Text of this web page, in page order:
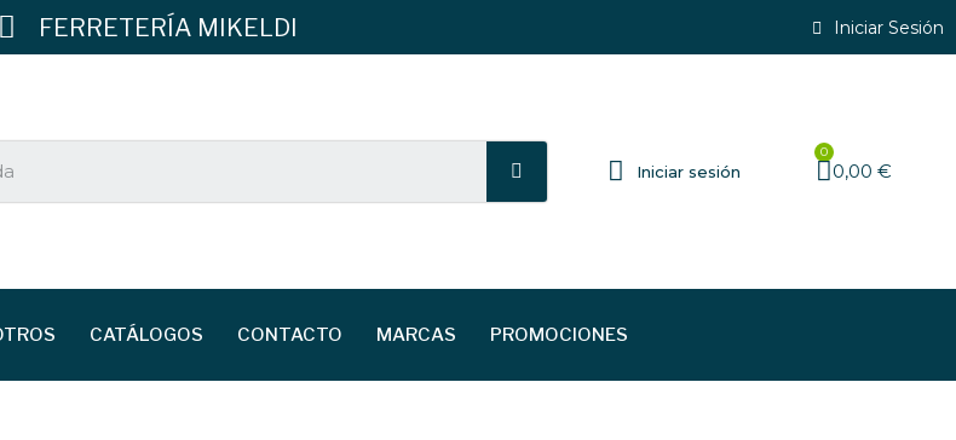
FERRETERÍA MIKELDI Iniciar Sesión
Iniciar sesión 0,00 €
CATÁLOGOS CONTACTO MARCAS PROMOCIONES